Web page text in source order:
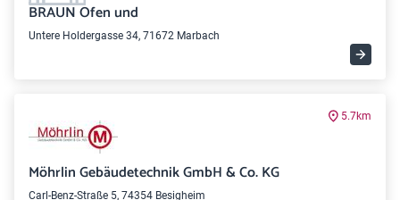
BRAUN Ofen und
Untere Holdergasse 34, 71672 Marbach
5.7km
Möhrlin Gebäudetechnik GmbH & Co. KG
Carl-Benz-Straße 5, 74354 Besigheim